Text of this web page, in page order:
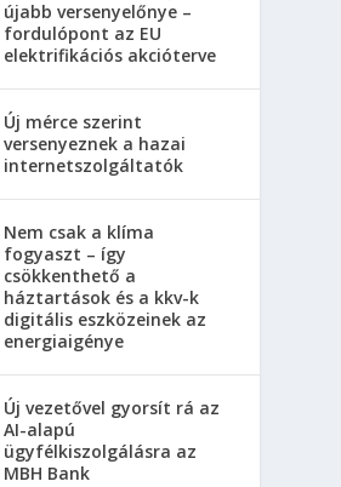
újabb versenyelőnye –
fordulópont az EU
elektrifikációs akcióterve
Új mérce szerint
versenyeznek a hazai
internetszolgáltatók
Nem csak a klíma
fogyaszt – így
csökkenthető a
háztartások és a kkv-k
digitális eszközeinek az
energiaigénye
Új vezetővel gyorsít rá az
AI-alapú
ügyfélkiszolgálásra az
MBH Bank